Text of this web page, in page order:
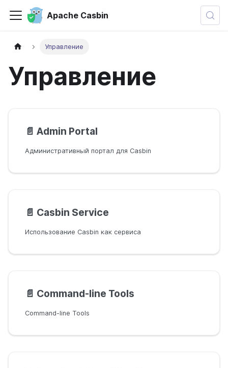
Apache Casbin
Управление
Управление
📄️ Admin Portal
Административный портал для Casbin
📄️ Casbin Service
Использование Casbin как сервиса
📄️ Command-line Tools
Command-line Tools